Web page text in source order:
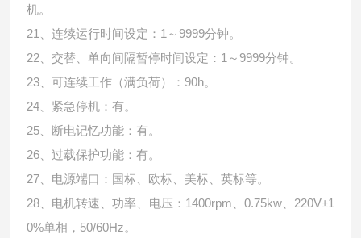
机。
21、连续运行时间设定：1～9999分钟。
22、交替、单向间隔暂停时间设定：1～9999分钟。
23、可连续工作（满负荷）：90h。
24、紧急停机：有。
25、断电记忆功能：有。
26、过载保护功能：有。
27、电源端口：国标、欧标、美标、英标等。
28、电机转速、功率、电压：1400rpm、0.75kw、220V±1
0%单相，50/60Hz。